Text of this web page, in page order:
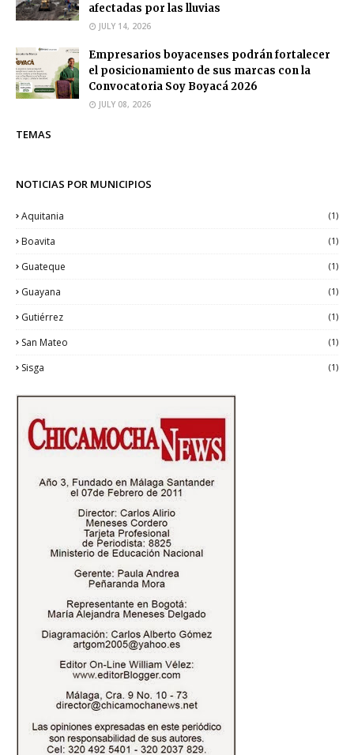
afectadas por las lluvias
JULY 14, 2026
Empresarios boyacenses podrán fortalecer
el posicionamiento de sus marcas con la
Convocatoria Soy Boyacá 2026
JULY 08, 2026
TEMAS
NOTICIAS POR MUNICIPIOS
Aquitania (1)
Boavita (1)
Guateque (1)
Guayana (1)
Gutiérrez (1)
San Mateo (1)
Sisga (1)